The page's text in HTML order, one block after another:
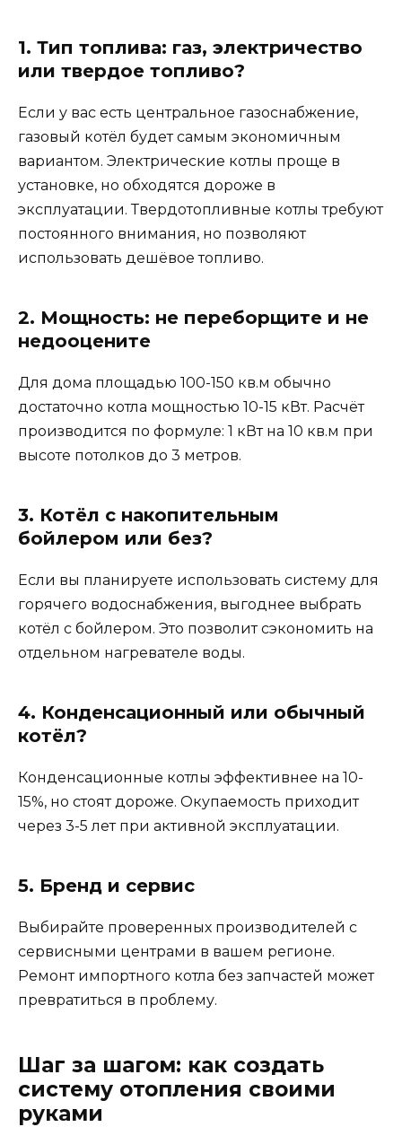
1. Тип топлива: газ, электричество
или твердое топливо?
Если у вас есть центральное газоснабжение,
газовый котёл будет самым экономичным
вариантом. Электрические котлы проще в
установке, но обходятся дороже в
эксплуатации. Твердотопливные котлы требуют
постоянного внимания, но позволяют
использовать дешёвое топливо.
2. Мощность: не переборщите и не
недооцените
Для дома площадью 100-150 кв.м обычно
достаточно котла мощностью 10-15 кВт. Расчёт
производится по формуле: 1 кВт на 10 кв.м при
высоте потолков до 3 метров.
3. Котёл с накопительным
бойлером или без?
Если вы планируете использовать систему для
горячего водоснабжения, выгоднее выбрать
котёл с бойлером. Это позволит сэкономить на
отдельном нагревателе воды.
4. Конденсационный или обычный
котёл?
Конденсационные котлы эффективнее на 10-
15%, но стоят дороже. Окупаемость приходит
через 3-5 лет при активной эксплуатации.
5. Бренд и сервис
Выбирайте проверенных производителей с
сервисными центрами в вашем регионе.
Ремонт импортного котла без запчастей может
превратиться в проблему.
Шаг за шагом: как создать
систему отопления своими
руками